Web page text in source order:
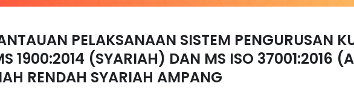
PELAKSANAAN SISTEM PENGURUSAN
1900:2014 (SYARIAH) DAN MS ISO 37001:2016
RENDAH SYARIAH AMPANG